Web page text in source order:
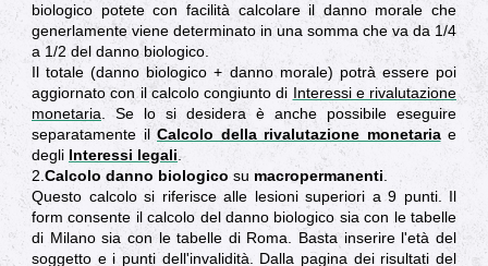
biologico potete con facilità calcolare il danno morale che
generlamente viene determinato in una somma che va da 1/4
a 1/2 del danno biologico.
Il totale (danno biologico + danno morale) potrà essere poi
aggiornato con il calcolo congiunto di Interessi e rivalutazione
monetaria. Se lo si desidera è anche possibile eseguire
separatamente il Calcolo della rivalutazione monetariae
degli Interessi legali.
2.Calcolo danno biologico su macropermanenti.
Questo calcolo si riferisce alle lesioni superiori a 9 punti. Il
form consente il calcolo del danno biologico sia con le tabelle
di Milano sia con le tabelle di Roma. Basta inserire l'età del
soggetto e i punti dell'invalidità. Dalla pagina dei risultati del